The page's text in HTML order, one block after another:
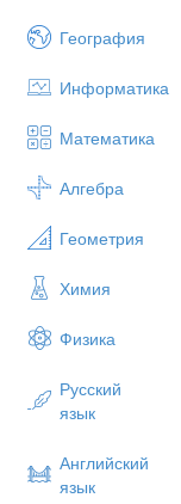
География
Информатика
Математика
Алгебра
Геометрия
Химия
Физика
Русский
язык
Английский
язык